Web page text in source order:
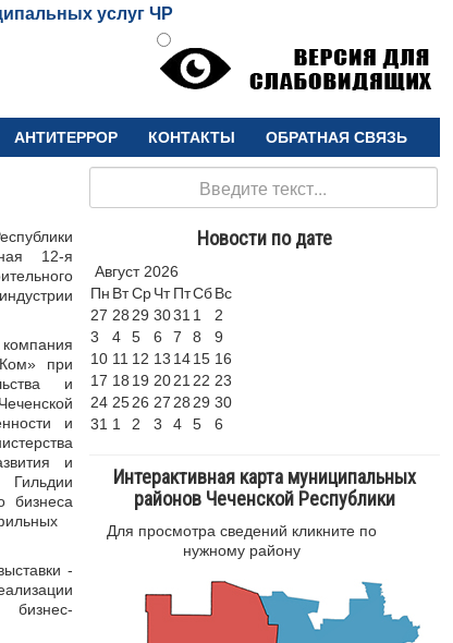
услуг ЧР
АНТИТЕРРОР КОНТАКТЫ ОБРАТНАЯ СВЯЗЬ
12-я
при
и
и
и
бизнеса
-
бизнес-
Новости по дате
Август 2026
Пн ВтСрЧт ПтСбВс
27 28 29 3031 1
2
3
4 5 6 7 8
9
10 11 12 13 1415 16
17 18 19 2021 22 23
24 2526 27 28 29 30
31 1 2 3 4 5 6
Интерактивная карта муниципальных
районов Чеченской Республики
Для просмотра сведений кликните по
нужному району